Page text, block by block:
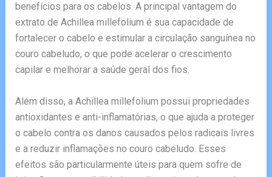
benefícios para os cabelos. A principal vantagem do
extrato de Achillea millefolium é sua capacidade de
fortalecer o cabelo e estimular a circulação sanguínea no
couro cabeludo, o que pode acelerar o crescimento
capilar e melhorar a saúde geral dos fios.
Além disso, a Achillea millefolium possui propriedades
antioxidantes e anti-inflamatórias, o que ajuda a proteger
o cabelo contra os danos causados pelos radicais livres
e a reduzir inflamações no couro cabeludo. Esses
efeitos são particularmente úteis para quem sofre de